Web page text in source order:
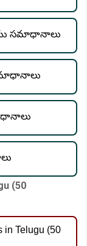
సమాధానాలు
సమాధానాలు
(50
in Telugu (50